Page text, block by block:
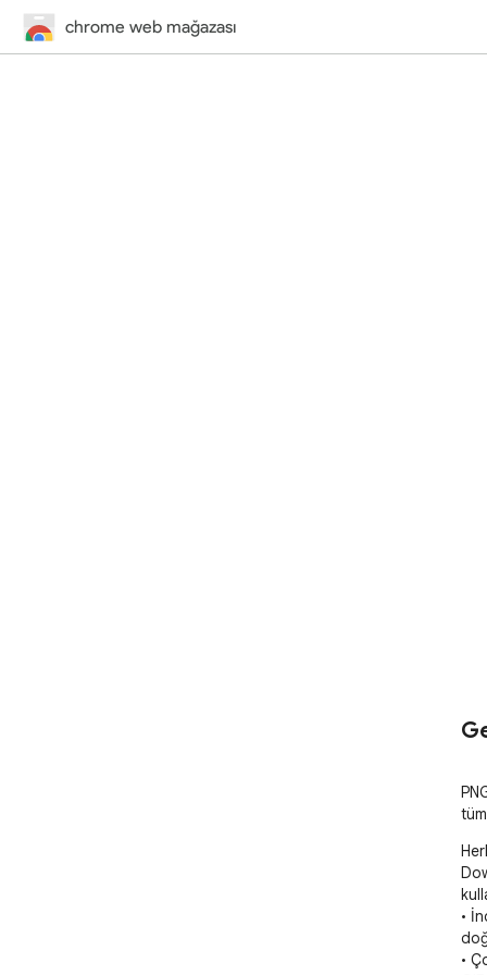
chrome web mağazası
•
•